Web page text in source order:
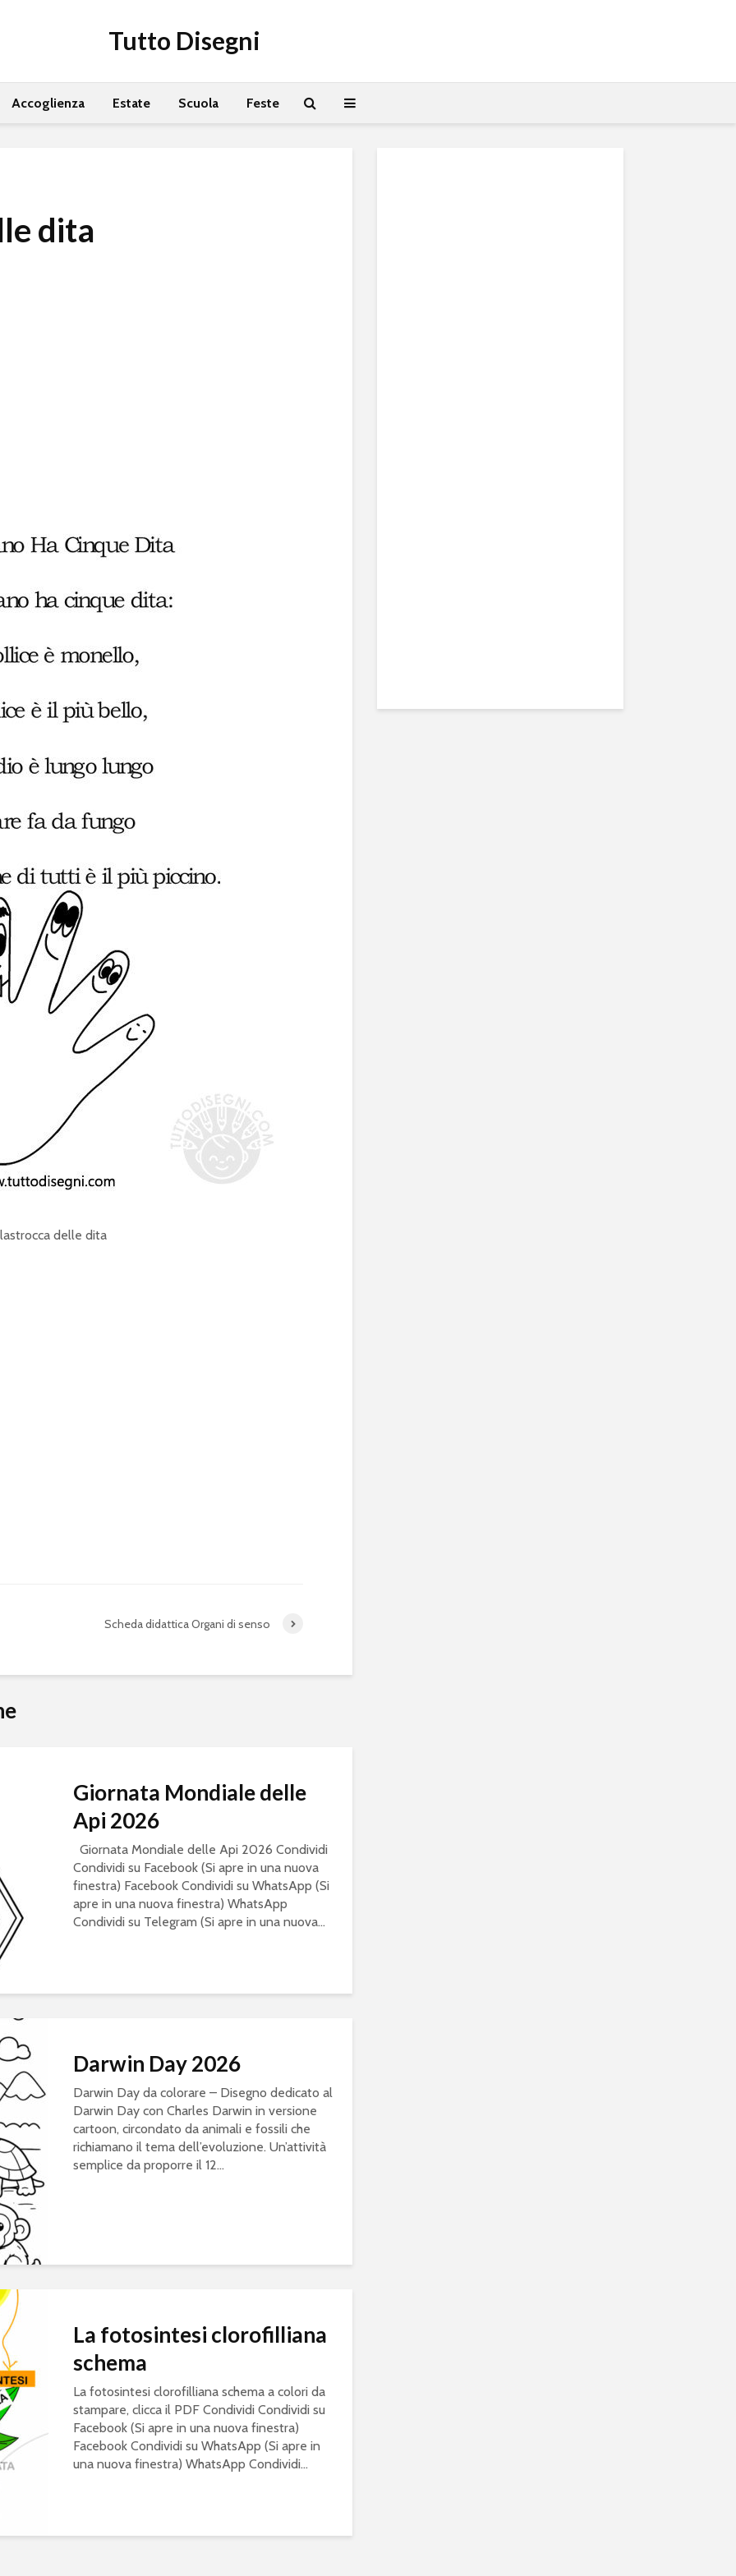
Tutto Disegni
Accoglienza Estate Scuola Feste
dita
delle dita
Scheda didattica Organi di senso
Giornata Mondiale delle
Api 2026
Giornata Mondiale delle Api 2026 Condividi
Condividi su Facebook (Si apre in una nuova
finestra) Facebook Condividi su WhatsApp (Si
apre in una nuova finestra) WhatsApp
Condividi su Telegram (Si apre in una nuova...
Darwin Day 2026
Darwin Day da colorare – Disegno dedicato al
Darwin Day con Charles Darwin in versione
cartoon, circondato da animali e fossili che
richiamano il tema dell’evoluzione. Un’attività
semplice da proporre il 12...
La fotosintesi clorofilliana
schema
La fotosintesi clorofilliana schema a colori da
stampare, clicca il PDF Condividi Condividi su
Facebook (Si apre in una nuova finestra)
Facebook Condividi su WhatsApp (Si apre in
una nuova finestra) WhatsApp Condividi...